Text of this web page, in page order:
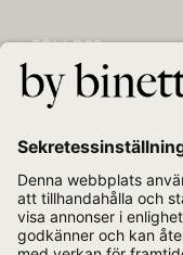
FÖLJ OSS
NYHETSBREV
E-post